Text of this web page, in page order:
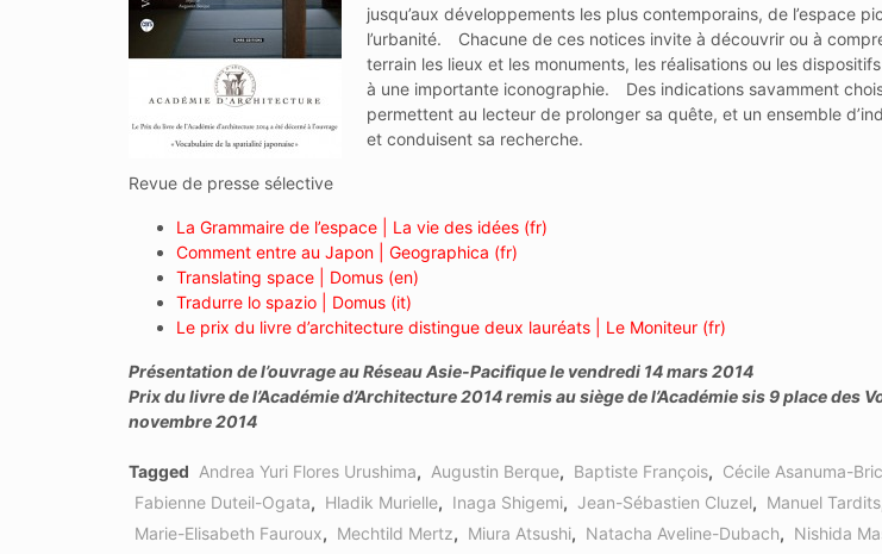
jusqu’aux développements les plus contemporains, de l’espace
l’urbanité. Chacune de ces notices invite à découvrir ou à
terrain les lieux et les monuments, les réalisations ou les
à une importante iconographie. Des indications savamment
permettent au lecteur de prolonger sa quête, et un ensemble
et conduisent sa recherche.
Revue de presse sélective
La Grammaire de l’espace | La vie des idées (fr)
Comment entre au Japon | Geographica (fr)
Translating space | Domus (en)
Tradurre lo spazio | Domus (it)
Le prix du livre d’architecture distingue deux lauréats | Le Moniteur (fr)
Présentation de l’ouvrage au Réseau Asie-Pacifique le vendredi 14 mars 2014
Prix du livre de l’Académie d’Architecture 2014 remis au siège de l’Académie sis 9 place des
novembre 2014
Tagged Andrea Yuri Flores Urushima, Augustin Berque, Baptiste François, Cécile Asanuma-
Fabienne Duteil-Ogata, Hladik Murielle, Inaga Shigemi, Jean-Sébastien Cluzel, Manuel Tardits
Marie-Elisabeth Fauroux, Mechtild Mertz, Miura Atsushi, Natacha Aveline-Dubach, Nishida